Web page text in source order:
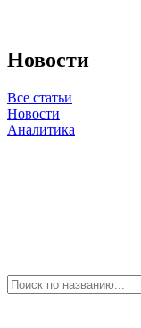
Новости
Все статьи
Новости
Аналитика